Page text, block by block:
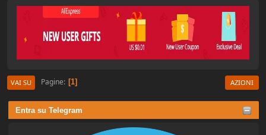
Entra su Telegram
VAI SU Pagine 1 AZIONI